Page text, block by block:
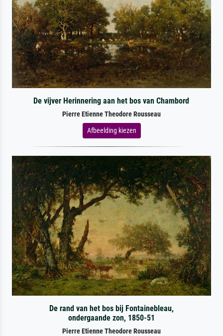
De vijver Herinnering aan het bos van Chambord
Pierre Etienne Theodore Rousseau
Afbeelding kiezen
De rand van het bos bij Fontainebleau,
ondergaande zon, 1850-51
Pierre Etienne Theodore Rousseau